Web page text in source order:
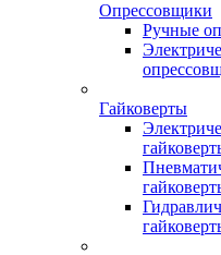
Опрессовщики
Ручные
Гайковерты